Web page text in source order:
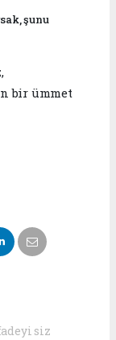
şunu
bir ümmet
siz